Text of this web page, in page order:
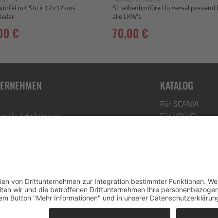
mit Stick 12×12 aus
€
Scheibenbordüre Universal passend
alle LKW’s
70,00€
Sa. 09:00-12:00 Uhr
KATALOG
Für SCANIA
Für VOLVO